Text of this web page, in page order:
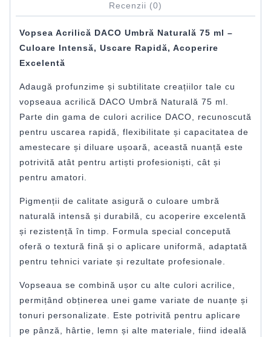
Recenzii (0)
Vopsea Acrilică DACO Umbră Naturală 75 ml –
Culoare Intensă, Uscare Rapidă, Acoperire
Excelentă
Adaugă profunzime și subtilitate creațiilor tale cu
vopseaua acrilică DACO Umbră Naturală 75 ml.
Parte din gama de culori acrilice DACO, recunoscută
pentru uscarea rapidă, flexibilitate și capacitatea de
amestecare și diluare ușoară, această nuanță este
potrivită atât pentru artiști profesioniști, cât și
pentru amatori.
Pigmenții de calitate asigură o culoare umbră
naturală intensă și durabilă, cu acoperire excelentă
și rezistență în timp. Formula special concepută
oferă o textură fină și o aplicare uniformă, adaptată
pentru tehnici variate și rezultate profesionale.
Vopseaua se combină ușor cu alte culori acrilice,
permițând obținerea unei game variate de nuanțe și
tonuri personalizate. Este potrivită pentru aplicare
pe pânză, hârtie, lemn și alte materiale, fiind ideală